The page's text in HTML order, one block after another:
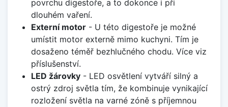
povrchu digestoře, a to dokonce i při
dlouhém vaření.
Externí motor- U této digestoře je možné
umístit motor externě mimo kuchyni. Tím je
dosaženo téměř bezhlučného chodu. Více viz
příslušenství.
LED žárovky- LED osvětlení vytváří silný a
ostrý zdroj světla tím, že kombinuje vynikající
rozložení světla na varné zóně s příjemnou